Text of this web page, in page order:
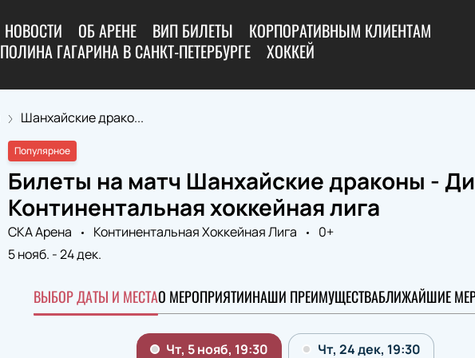
НОВОСТИ ОБ АРЕНЕ ВИП БИЛЕТЫ
КОРПОРАТИВНЫМ КЛИЕНТАМ
ПОЛИНА ГАГАРИНА В САНКТ-ПЕТЕРБУРГЕ ХОККЕЙ
Шанхайские драко...
Популярное
Билеты на матч Шанхайские драконы -
Континентальная хоккейная лига
СКА Арена Континентальная Хоккейная Лига
0+
5 нояб. -24 дек.
ВЫБОР ДАТЫ И МЕСТАО МЕРОПРИЯТИИНАШИ ПРЕИМУЩЕСТВАБЛИЖАЙШИЕ